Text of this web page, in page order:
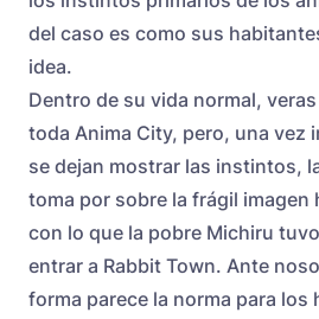
del caso es como sus
idea.
Dentro de su vida normal,
toda Anima City, pero, una vez
se dejan mostrar las instintos,
toma por sobre la frágil imagen
con lo que la pobre Michiru
entrar a Rabbit Town. Ante
forma parece la norma para los